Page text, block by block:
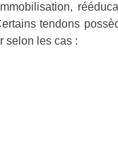
tendons
selon les cas :